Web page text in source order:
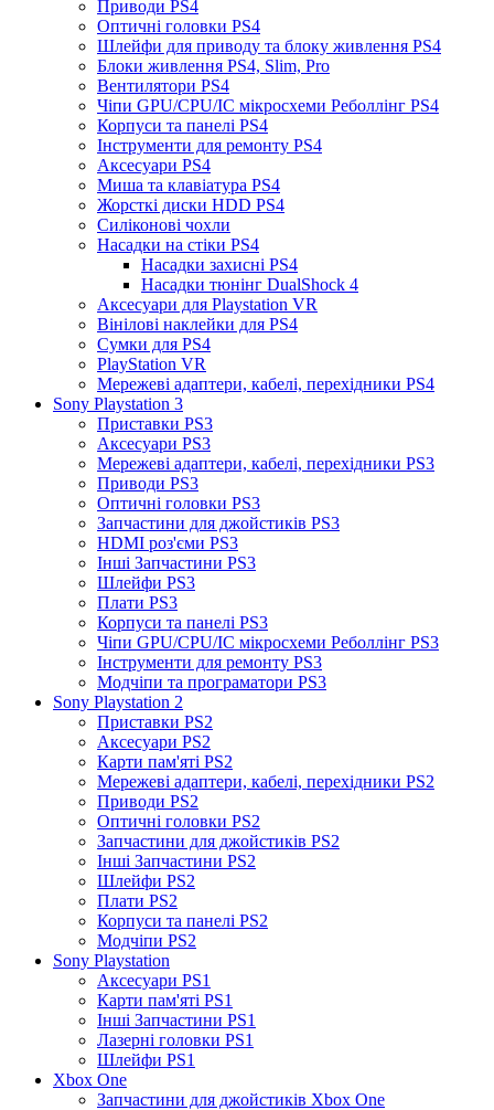
Приводи PS4
Оптичні головки PS4
Шлейфи для приводу та блоку живлення PS4
Блоки живлення PS4, Slim, Pro
Вентилятори PS4
Чіпи GPU/CPU/IC мікросхеми Реболлінг PS4
Корпуси та панелі PS4
Інструменти для ремонту PS4
Аксесуари PS4
Миша та клавіатура PS4
Жорсткі диски HDD PS4
Силіконові чохли
Насадки на стіки PS4
Насадки захисні PS4
Насадки тюнінг DualShock 4
Аксесуари для Playstation VR
Вінілові наклейки для PS4
Сумки для PS4
PlayStation VR
Мережеві адаптери, кабелі, перехідники PS4
Sony Playstation 3
Приставки PS3
Аксесуари PS3
Мережеві адаптери, кабелі, перехідники PS3
Приводи PS3
Оптичні головки PS3
Запчастини для джойстиків PS3
HDMI роз'єми PS3
Інші Запчастини PS3
Шлейфи PS3
Плати PS3
Корпуси та панелі PS3
Чіпи GPU/CPU/IC мікросхеми Реболлінг PS3
Інструменти для ремонту PS3
Модчіпи та програматори PS3
Sony Playstation 2
Приставки PS2
Аксесуари PS2
Карти пам'яті PS2
Мережеві адаптери, кабелі, перехідники PS2
Приводи PS2
Оптичні головки PS2
Запчастини для джойстиків PS2
Інші Запчастини PS2
Шлейфи PS2
Плати PS2
Корпуси та панелі PS2
Модчіпи PS2
Sony Playstation
Аксесуари PS1
Карти пам'яті PS1
Інші Запчастини PS1
Лазерні головки PS1
Шлейфи PS1
Xbox One
Запчастини для джойстиків Xbox One